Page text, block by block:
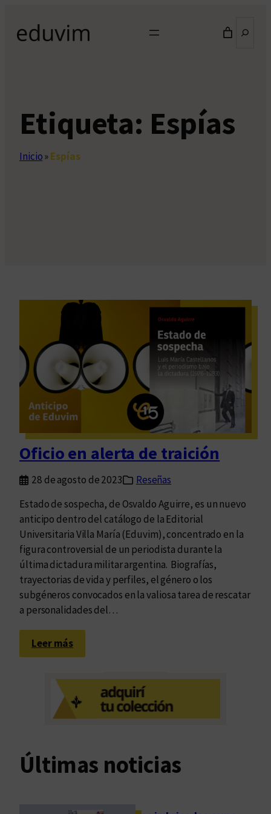
contenido
Etiqueta: Espías
Inicio»Espías
Oficio en alerta de traición
28 de agosto de 2023
Reseñas
Estado de sospecha, de Osvaldo Aguirre, es un nuevo
anticipo dentro del catálogo de la Editorial
Universitaria Villa María (Eduvim), concentrado en la
figura controversial de un periodista durante la
última dictadura militar argentina. Biografías,
trayectorias de vida y perfiles, el género o los
subgéneros convocados en la valiosa tarea de rescatar
a personalidades del…
Leer más:
O
c
i
n
e
Últimas noticias